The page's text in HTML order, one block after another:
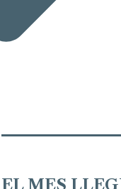
EL MES